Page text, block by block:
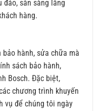
sẵn sàng lắng
hàng.
hành, sửa chữa mà
sách bảo hành,
Bosch. Đặc biệt,
chương trình khuyến
vụ để chúng tôi ngày